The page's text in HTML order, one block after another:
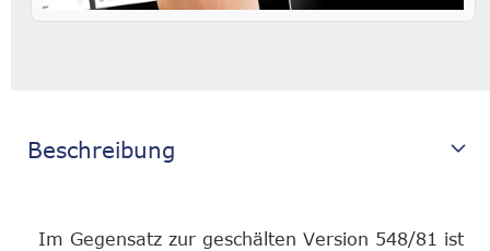
Beschreibung
Im Gegensatz zur geschälten Version 548/81 ist